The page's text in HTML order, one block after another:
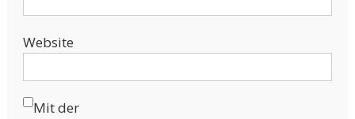
Website
Mit der